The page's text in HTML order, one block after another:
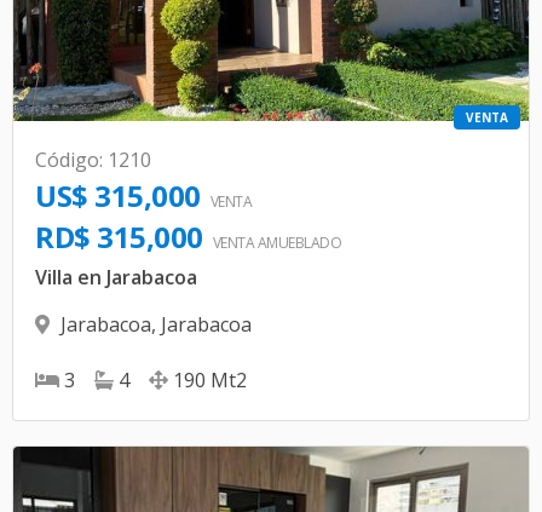
VENTA
Código: 1210
US$ 315,000 VENTA
RD$ 315,000 VENTA AMUEBLADO
Villa en Jarabacoa
Jarabacoa, Jarabacoa
3 4 190 Mt2